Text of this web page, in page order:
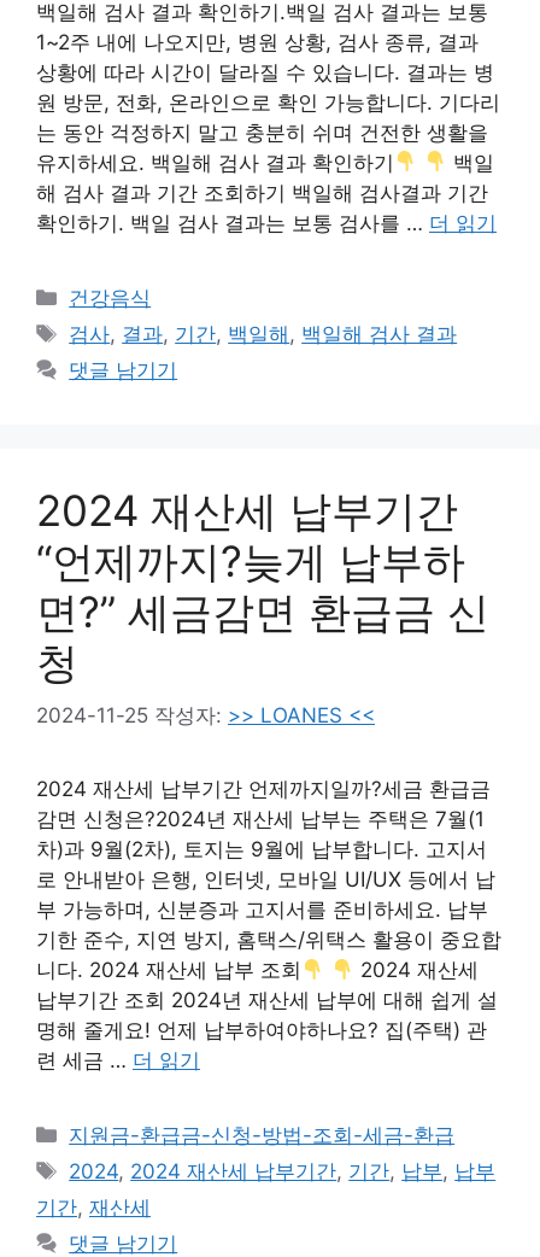
백일해 검사 결과 확인하기.백일 검사 결과는 보통
1~2주 내에 나오지만, 병원 상황, 검사 종류, 결과
상황에 따라 시간이 달라질 수 있습니다. 결과는 병
원 방문, 전화, 온라인으로 확인 가능합니다. 기다리
는 동안 걱정하지 말고 충분히 쉬며 건전한 생활을
유지하세요. 백일해 검사 결과 확인하기
백일
해 검사 결과 기간 조회하기 백일해 검사결과 기간
확인하기. 백일 검사 결과는 보통 검사를 … 더 읽기
카
테
고
리
건강음식
태
그
검사, 결과, 기간, 백일해 , 백일해 검사 결과
댓글 남기기
2024 재산세 납부기간
“언제까지?늦게 납부하
면?” 세금감면 환급금 신
청
2024-11-25 작성자: >> LOANES <<
2024 재산세 납부기간 언제까지일까?세금 환급금
감면 신청은?2024년 재산세 납부는 주택은 7월(1
차)과 9월(2차), 토지는 9월에 납부합니다. 고지서
로 안내받아 은행, 인터넷, 모바일 UI/UX 등에서 납
부 가능하며, 신분증과 고지서를 준비하세요. 납부
기한 준수, 지연 방지, 홈택스/위택스 활용이 중요합
니다. 2024 재산세 납부 조회
2024 재산세
납부기간 조회 2024년 재산세 납부에 대해 쉽게 설
명해 줄게요! 언제 납부하여야하나요? 집(주택) 관
련 세금 … 더 읽기
카
테
리
지원금-환급금-신청-방법-조회-세금-환급
태
그
2024, 2024 재산세 납부기간, 기간, 납부, 납부
기간, 재산세
댓글 남기기